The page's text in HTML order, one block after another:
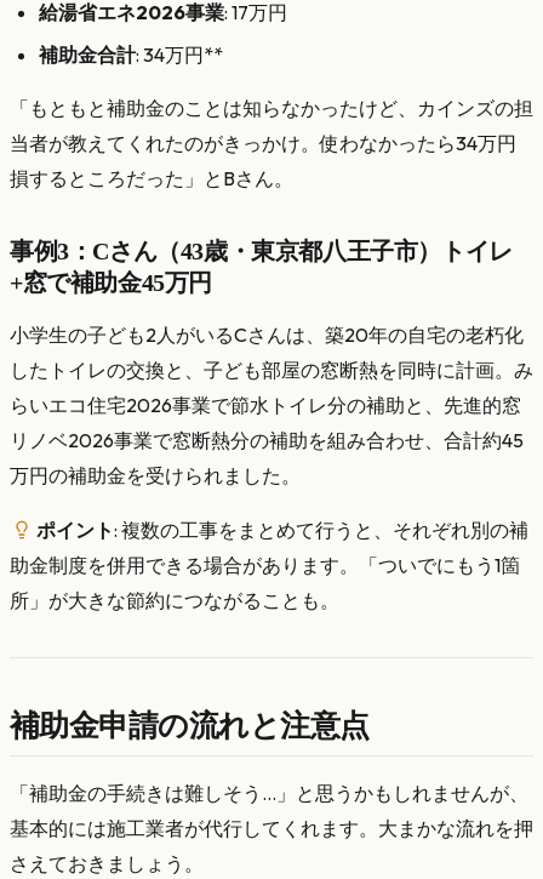
給湯省エネ2026事業: 17万円
補助金合計: 34万円**
「もともと補助金のことは知らなかったけど、カインズの担
当者が教えてくれたのがきっかけ。使わなかったら34万円
損するところだった」とBさん。
事例3：Cさん（43歳・東京都八王子市）トイレ
+窓で補助金45万円
小学生の子ども2人がいるCさんは、築20年の自宅の老朽化
したトイレの交換と、子ども部屋の窓断熱を同時に計画。み
らいエコ住宅2026事業で節水トイレ分の補助と、先進的窓
リノベ2026事業で窓断熱分の補助を組み合わせ、合計約45
万円の補助金を受けられました。
ポイント: 複数の工事をまとめて行うと、それぞれ別の補
助金制度を併用できる場合があります。「ついでにもう1箇
所」が大きな節約につながることも。
補助金申請の流れと注意点
「補助金の手続きは難しそう…」と思うかもしれませんが、
基本的には施工業者が代行してくれます。大まかな流れを押
さえておきましょう。